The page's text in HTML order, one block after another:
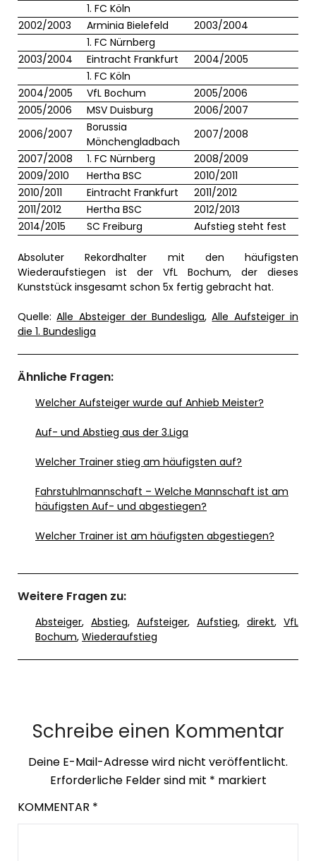
1. FC Köln
2002/2003
Arminia Bielefeld
2003/2004
1. FC Nürnberg
2003/2004
Eintracht Frankfurt
2004/2005
1. FC Köln
2004/2005
VfL Bochum
2005/2006
2005/2006
MSV Duisburg
2006/2007
2006/2007
Borussia
Mönchengladbach
2007/2008
2007/2008
1. FC Nürnberg
2008/2009
2009/2010
Hertha BSC
2010/2011
2010/2011
Eintracht Frankfurt
2011/2012
2011/2012
Hertha BSC
2012/2013
2014/2015
SC Freiburg Aufstieg steht fest
Absoluter Rekordhalter mit den häufigsten
Wiederaufstiegen ist der VfL Bochum, der dieses
Kunststück insgesamt schon 5x fertig gebracht hat.
Quelle:Alle Absteiger der Bundesliga,Alle Aufsteiger in
die 1. Bundesliga
Ähnliche Fragen:
Welcher Aufsteiger wurde auf Anhieb Meister?
Auf- und Abstieg aus der 3.Liga
Welcher Trainer stieg am häufigsten auf?
Fahrstuhlmannschaft – Welche Mannschaft ist am
häufigsten Auf- und abgestiegen?
Welcher Trainer ist am häufigsten abgestiegen?
Weitere Fragen zu:
Absteiger, Abstieg, Aufsteiger, Aufstieg, direkt, VfL
Bochum, Wiederaufstieg
Schreibe einen Kommentar
Deine E-Mail-Adresse wird nicht veröffentlicht.
Erforderliche Felder sind mit * markiert
KOMMENTAR *